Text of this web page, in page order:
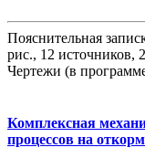
Пояснительная
рис., 12 источников,
Чертежи (в
Комплексная
процессов на